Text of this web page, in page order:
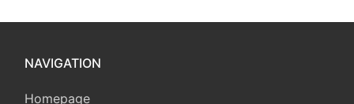
NAVIGATION
Homepage